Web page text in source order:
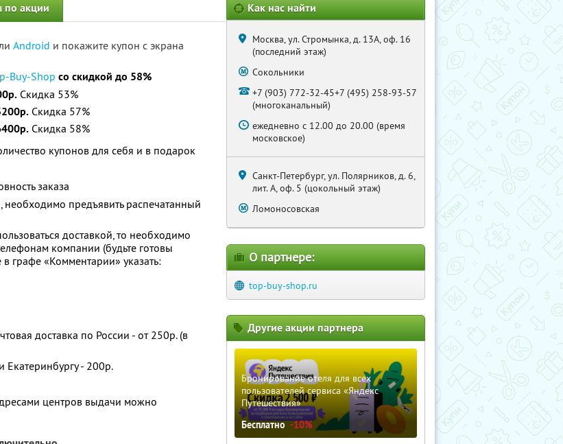
по акции
Android и покажите купон с экрана
Buy-Shop со скидкой до 58%
Скидка 53%
Скидка 57%
Скидка 58%
купонов для себя и в подарок
заказа
необходимо предъявить распечатанный
доставкой, то необходимо
компании (будьте готовы
в графе «Комментарии» указать:
доставка по России - от 250р. (в
Екатеринбургу - 200р.
центров выдачи можно
Как нас найти
Москва, ул. Стромынка, д. 13А, оф. 16
(последний этаж)
Сокольники
+7 (903) 772-32-45+7 (495) 258-93-57
(многоканальный)
ежедневно с 12.00 до 20.00 (время
московское)
Санкт-Петербург, ул. Полярников, д. 6,
лит. А, оф. 5 (цокольный этаж)
Ломоносовская
О партнере:
top-buy-shop.ru
Другие акции партнера
Бронирование отеля для всех
пользователей сервиса «Яндекс
Путешествия»
Бесплатно -10%